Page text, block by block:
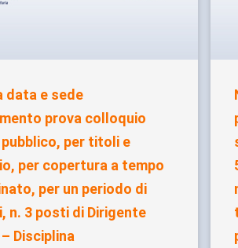
data e sede
prova colloquio
pubblico, per titoli e
per copertura a tempo
per un periodo di
n. 3 posti di Dirigente
Disciplina